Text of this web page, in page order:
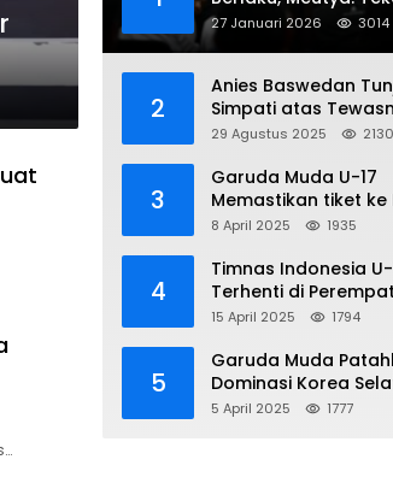
Penipuan Online
27 Januari 2026 3014
2
Anies Baswedan
Simpati atas
Pengemudi Ojol
29 Agustus 2025 2130
3
Garuda Muda U-17
Memastikan tiket ke
Dunia Setelah
Yaman 4-1 di Piala
8 April 2025 1935
4
Timnas Indonesia U-
Terhenti di
Piala Asia 2025:
15 April 2025 1794
5
Garuda Muda
Dominasi Korea
Dalam Laga
5 April 2025 1777